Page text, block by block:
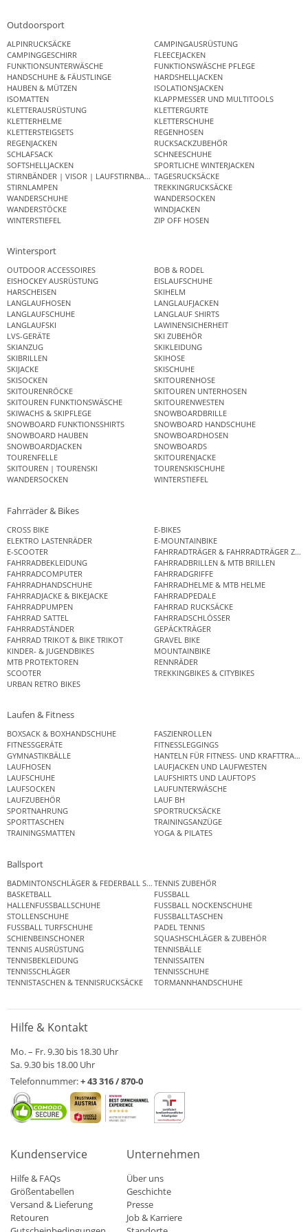
Outdoorsport
ALPINRUCKSÄCKE
CAMPINGAUSRÜSTUNG
CAMPINGGESCHIRR
FLEECEJACKEN
FUNKTIONSUNTERWÄSCHE
FUNKTIONSWÄSCHE PFLEGE
HANDSCHUHE & FÄUSTLINGE
HARDSHELLJACKEN
HAUBEN & MÜTZEN
ISOLATIONSJACKEN
ISOMATTEN
KLAPPMESSER UND MULTITOOLS
KLETTERAUSRÜSTUNG
KLETTERGURTE
KLETTERHELME
KLETTERSCHUHE
KLETTERSTEIGSETS
REGENHOSEN
REGENJACKEN
RUCKSACKZUBEHÖR
SCHLAFSACK
SCHNEESCHUHE
SOFTSHELLJACKEN
SPORTLICHE WINTERJACKEN
STIRNBÄNDER | VISOR | LAUFSTIRNBANDTAGESRUCKSÄCKE
STIRNLAMPEN
TREKKINGRUCKSÄCKE
WANDERSCHUHE
WANDERSOCKEN
WANDERSTÖCKE
WINDJACKEN
WINTERSTIEFEL
ZIP OFF HOSEN
Wintersport
OUTDOOR ACCESSOIRES
BOB & RODEL
EISHOCKEY AUSRÜSTUNG
EISLAUFSCHUHE
HARSCHEISEN
SKIHELM
LANGLAUFHOSEN
LANGLAUFJACKEN
LANGLAUFSCHUHE
LANGLAUF SHIRTS
LANGLAUFSKI
LAWINENSICHERHEIT
LVS-GERÄTE
SKI ZUBEHÖR
SKIANZUG
SKIKLEIDUNG
SKIBRILLEN
SKIHOSE
SKIJACKE
SKISCHUHE
SKISOCKEN
SKITOURENHOSE
SKITOURENRÖCKE
SKITOUREN UNTERHOSEN
SKITOUREN FUNKTIONSWÄSCHE
SKITOURENWESTEN
SKIWACHS & SKIPFLEGE
SNOWBOARDBRILLE
SNOWBOARD FUNKTIONSSHIRTS
SNOWBOARD HANDSCHUHE
SNOWBOARD HAUBEN
SNOWBOARDHOSEN
SNOWBOARDJACKEN
SNOWBOARDS
TOURENFELLE
SKITOURENJACKE
SKITOUREN | TOURENSKI
TOURENSKISCHUHE
WANDERSOCKEN
WINTERSTIEFEL
Fahrräder & Bikes
CROSS BIKE
E-BIKES
ELEKTRO LASTENRÄDER
E-MOUNTAINBIKE
E-SCOOTER
FAHRRADTRÄGER & FAHRRADTRÄGER
FAHRRADBEKLEIDUNG
FAHRRADBRILLEN & MTB BRILLEN
FAHRRADCOMPUTER
FAHRRADGRIFFE
FAHRRADHANDSCHUHE
FAHRRADHELME & MTB HELME
FAHRRADJACKE & BIKEJACKE
FAHRRADPEDALE
FAHRRADPUMPEN
FAHRRAD RUCKSÄCKE
FAHRRAD SATTEL
FAHRRADSCHLÖSSER
FAHRRADSTÄNDER
GEPÄCKTRÄGER
FAHRRAD TRIKOT & BIKE TRIKOT
GRAVEL BIKE
KINDER- & JUGENDBIKES
MOUNTAINBIKE
MTB PROTEKTOREN
RENNRÄDER
SCOOTER
TREKKINGBIKES & CITYBIKES
URBAN RETRO BIKES
Laufen & Fitness
BOXSACK & BOXHANDSCHUHE
FASZIENROLLEN
FITNESSGERÄTE
FITNESSLEGGINGS
GYMNASTIKBÄLLE
HANTELN FÜR FITNESS- UND
LAUFHOSEN
LAUFJACKEN UND LAUFWESTEN
LAUFSCHUHE
LAUFSHIRTS UND LAUFTOPS
LAUFSOCKEN
LAUFUNTERWÄSCHE
LAUFZUBEHÖR
LAUF BH
SPORTNAHRUNG
SPORTRUCKSÄCKE
SPORTTASCHEN
TRAININGSANZÜGE
TRAININGSMATTEN
YOGA & PILATES
Ballsport
BADMINTONSCHLÄGER & FEDERBALL SETSTENNIS ZUBEHÖR
BASKETBALL
FUSSBALL
HALLENFUSSBALLSCHUHE
FUSSBALL NOCKENSCHUHE
STOLLENSCHUHE
FUSSBALLTASCHEN
FUSSBALL TURFSCHUHE
PADEL TENNIS
SCHIENBEINSCHONER
SQUASHSCHLÄGER & ZUBEHÖR
TENNIS AUSRÜSTUNG
TENNISBÄLLE
TENNISBEKLEIDUNG
TENNISSAITEN
TENNISSCHLÄGER
TENNISSCHUHE
TENNISTASCHEN & TENNISRUCKSÄCKE
TORMANNHANDSCHUHE
Hilfe & Kontakt
Mo. – Fr. 9.30 bis 18.30 Uhr
Sa. 9.30 bis 18.00 Uhr
Telefonnummer:+ 43 316 / 870-0
Kundenservice
Hilfe & FAQs
Größentabellen
Versand & Lieferung
Retouren
Unternehmen
Über uns
Geschichte
Presse
Job & Karriere